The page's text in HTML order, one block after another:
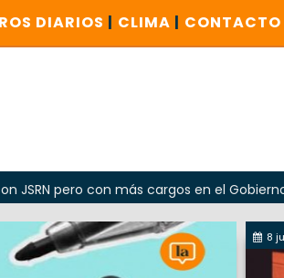
DIARIOS | CLIMA | CONTACTO
con más cargos en el Gobierno
8